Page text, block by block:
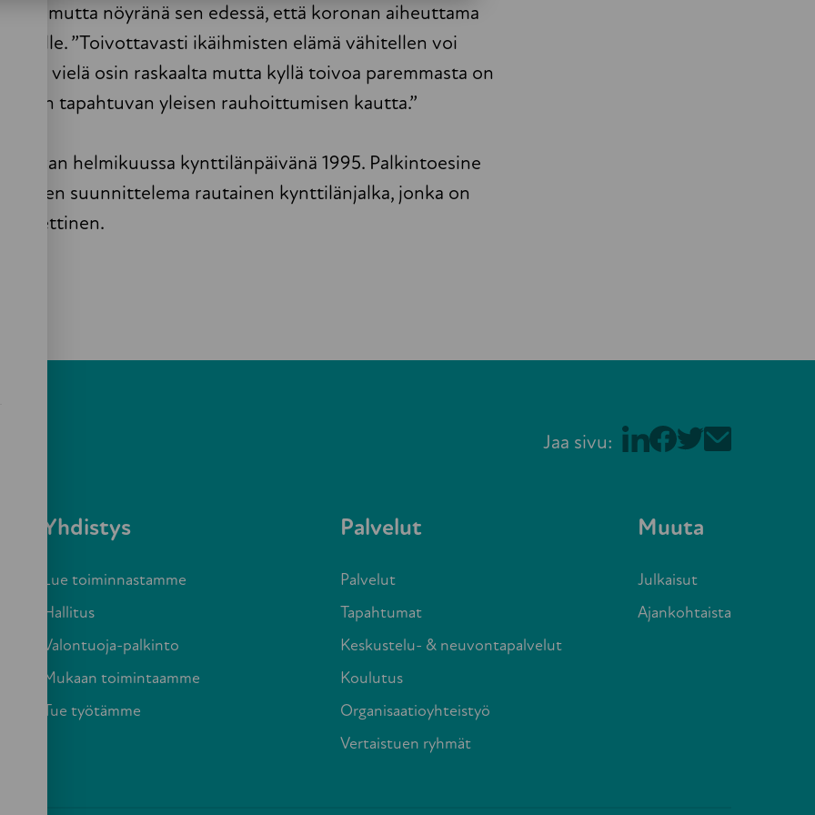
mutta nöyränä sen edessä, että koronan aiheuttama
”Toivottavasti ikäihmisten elämä vähitellen voi
vielä osin raskaalta mutta kyllä toivoa paremmasta on
tapahtuvan yleisen rauhoittumisen kautta.”
helmikuussa kynttilänpäivänä 1995. Palkintoesine
varten suunnittelema rautainen kynttilänjalka, jonka on
Miettinen.
Jaa sivu:
Yhdistys
Lue toiminnastamme
Hallitus
Valontuoja-palkinto
Mukaan toimintaamme
Tue työtämme
Palvelut
Palvelut
Tapahtumat
Keskustelu- & neuvontapalvelut
Koulutus
Organisaatioyhteistyö
Vertaistuen ryhmät
Muuta
Julkaisut
Ajankohtaista